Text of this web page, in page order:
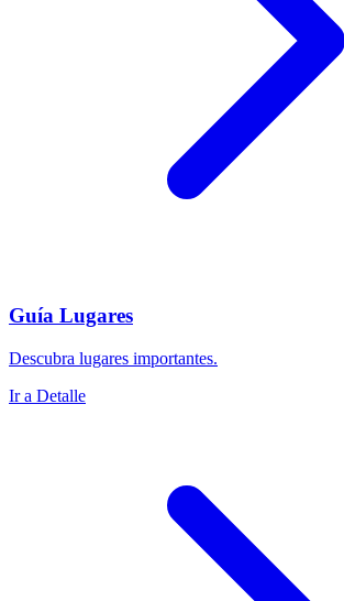
Guía Lugares
Descubra lugares importantes.
Ir a Detalle